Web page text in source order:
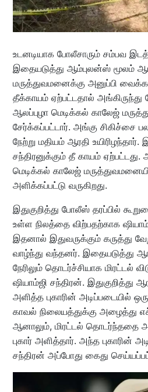
உடனடியாக போலீசாரும் சம்பவ
இதையடுத்து ஆம்புலன்ஸ் மூலம்
மருத்துவமனைக்கு அனுப்பி
தீக்காயம் ஏற்பட்டதால் அங்கிருந்து
ஆலப்புழா மெடிக்கல் காலேஜ்
சேர்க்கப்பட்டார். அங்கு சிகிச்சை
நேற்று மதியம் ஆரதி உயிரிழந்தார்.
சந்திரனுக்கும் தீ காயம் ஏற்பட்டது.
மெடிக்கல் காலேஜ்
அளிக்கப்பட்டு வருகிறது.
இதுகுறித்து போலீஸ் தரப்பில்
உள்ள நிலத்தை விற்பதற்காக
இதனால் இதுவருக்கும் கருத்து
வாழ்ந்து வந்தனர். இதையடுத்து
நேரிலும் தொடர்ச்சியாக மிரட்டல்
ஷியாம்ஜி சந்திரன். இதுகுறித்து
அளித்த புகாரின் அடிப்படையில்
காவல் நிலையத்துக்கு அழைத்து
ஆனாலும், மிரட்டல் தொடர்ந்ததை
புகார் அளித்தார். அந்த புகாரின்
சந்திரன் அப்போது கைது